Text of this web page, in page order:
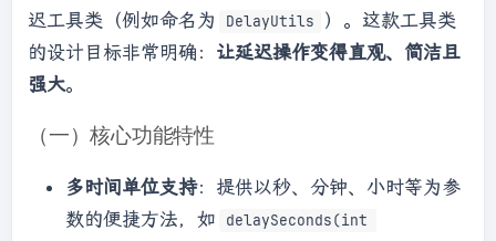
迟工具类（例如命名为
DelayUtils
）。这款工具类
的设计目标非常明确： 让延迟操作变得直观、简洁且
强大。
（一）核心功能特性
多时间单位支持：提供以秒、分钟、小时等为参
数的便捷方法，如
delaySeconds(int